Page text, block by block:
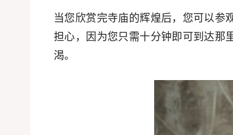
当您欣赏完寺庙的辉煌后，您可以参
担心，因为您只需十分钟即可到达那
渴。